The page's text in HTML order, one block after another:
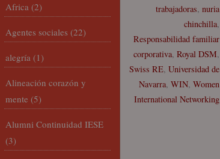
trabajadoras, nuria
chinchilla,
Responsabilidad familiar
corporativa, Royal DSM,
Swiss RE, Universidad de
Navarra, WIN, Women
International Networking
Africa (2)
Agentes sociales (22)
alegría (1)
Alineación corazón y
mente (5)
Alumni Continuidad IESE
(3)